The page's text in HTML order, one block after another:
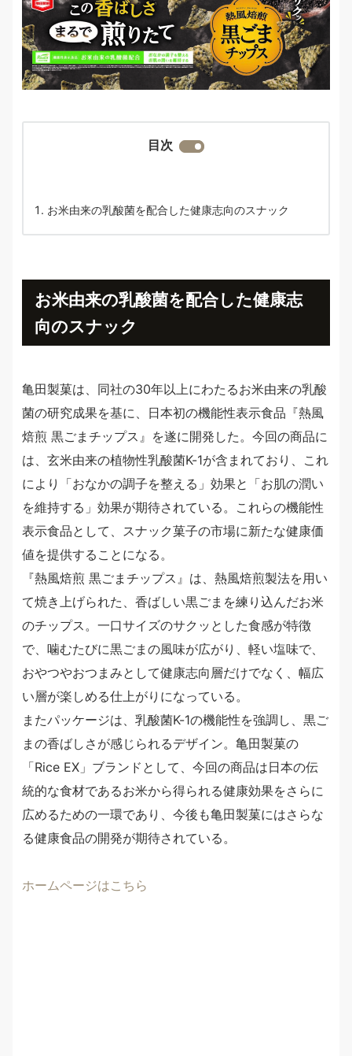
目次
お米由来の乳酸菌を配合した健康志向のスナック
お米由来の乳酸菌を配合した健康志
向のスナック
亀田製菓は、同社の30年以上にわたるお米由来の乳酸
菌の研究成果を基に、日本初の機能性表示食品『熱風
焙煎 黒ごまチップス』を遂に開発した。今回の商品に
は、玄米由来の植物性乳酸菌K-1が含まれており、これ
により「おなかの調子を整える」効果と「お肌の潤い
を維持する」効果が期待されている。これらの機能性
表示食品として、スナック菓子の市場に新たな健康価
値を提供することになる。
『熱風焙煎 黒ごまチップス』は、熱風焙煎製法を用い
て焼き上げられた、香ばしい黒ごまを練り込んだお米
のチップス。一口サイズのサクッとした食感が特徴
で、噛むたびに黒ごまの風味が広がり、軽い塩味で、
おやつやおつまみとして健康志向層だけでなく、幅広
い層が楽しめる仕上がりになっている。
またパッケージは、乳酸菌K-1の機能性を強調し、黒ご
まの香ばしさが感じられるデザイン。亀田製菓の
「Rice EX」ブランドとして、今回の商品は日本の伝
統的な食材であるお米から得られる健康効果をさらに
広めるための一環であり、今後も亀田製菓にはさらな
る健康食品の開発が期待されている。
ホームページはこちら